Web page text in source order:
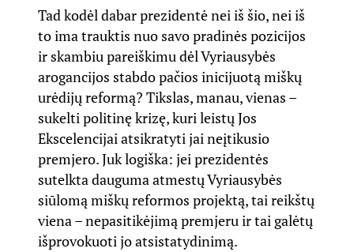
Tad kodėl dabar prezidentė nei iš šio, nei iš
to ima trauktis nuo savo pradinės pozicijos
ir skambiu pareiškimu dėl Vyriausybės
arogancijos stabdo pačios inicijuotą miškų
urėdijų reformą? Tikslas, manau, vienas –
sukelti politinę krizę, kuri leistų Jos
Ekscelencijai atsikratyti jai neįtikusio
premjero. Juk logiška: jei prezidentės
sutelkta dauguma atmestų Vyriausybės
siūlomą miškų reformos projektą, tai reikštų
viena – nepasitikėjimą premjeru ir tai galėtų
išprovokuoti jo atsistatydinimą.